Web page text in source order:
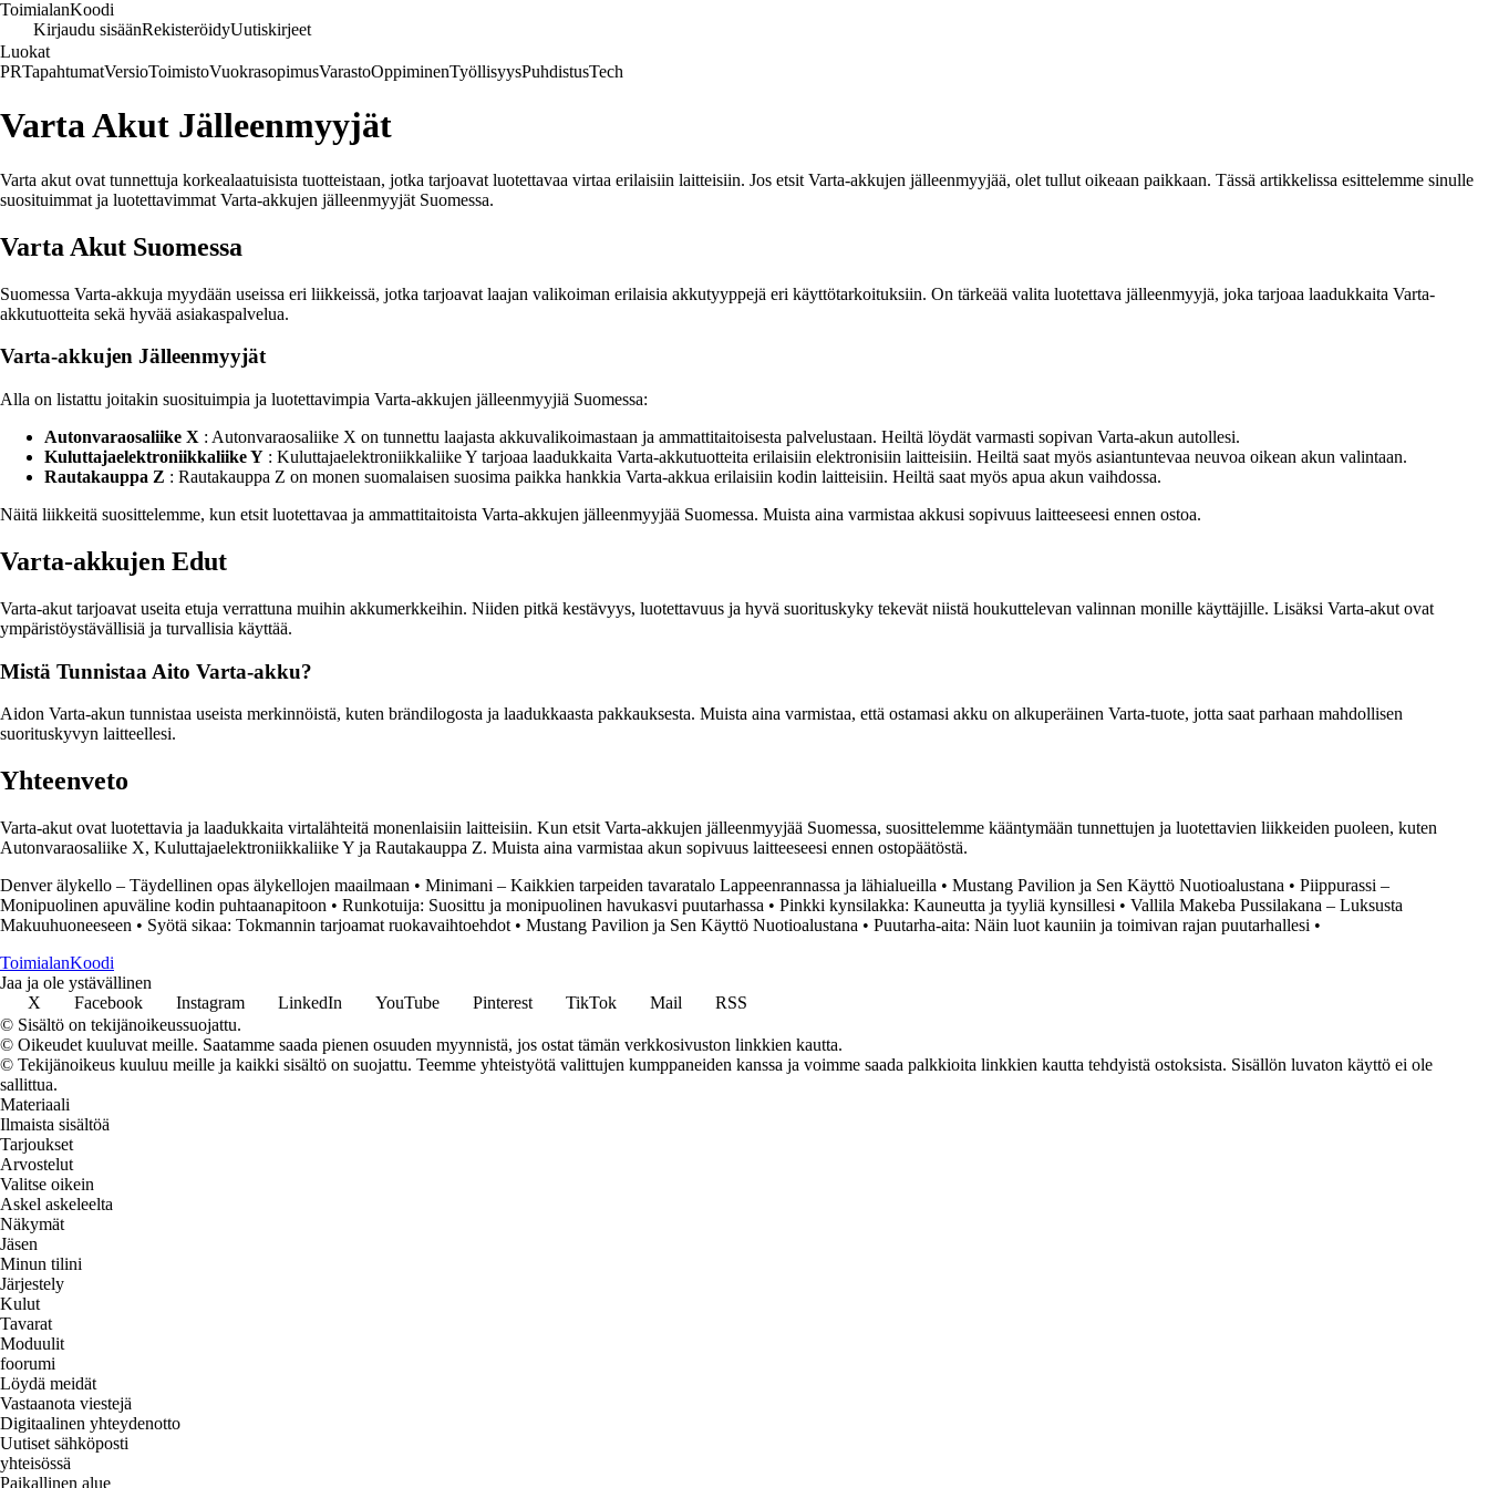
ToimialanKoodi
Kirjaudu sisäänRekisteröidyUutiskirjeet
Luokat
PRTapahtumatVersioToimistoVuokrasopimusVarastoOppiminenTyöllisyysPuhdistusTech
Varta Akut Jälleenmyyjät
Varta akut ovat tunnettuja korkealaatuisista tuotteistaan, jotka tarjoavat luotettavaa virtaa erilaisiin laitteisiin. Jos etsit Varta-akkujen jälleenmyyjää, olet tullut oikeaan paikkaan. Tässä artikkelissa esittelemme sinulle
suosituimmat ja luotettavimmat Varta-akkujen jälleenmyyjät Suomessa.
Varta Akut Suomessa
Suomessa Varta-akkuja myydään useissa eri liikkeissä, jotka tarjoavat laajan valikoiman erilaisia akkutyyppejä eri käyttötarkoituksiin. On tärkeää valita luotettava jälleenmyyjä, joka tarjoaa laadukkaita Varta-
akkutuotteita sekä hyvää asiakaspalvelua.
Varta-akkujen Jälleenmyyjät
Alla on listattu joitakin suosituimpia ja luotettavimpia Varta-akkujen jälleenmyyjiä Suomessa:
Autonvaraosaliike X : Autonvaraosaliike X on tunnettu laajasta akkuvalikoimastaan ja ammattitaitoisesta palvelustaan. Heiltä löydät varmasti sopivan Varta-akun autollesi.
Kuluttajaelektroniikkaliike Y : Kuluttajaelektroniikkaliike Y tarjoaa laadukkaita Varta-akkutuotteita erilaisiin elektronisiin laitteisiin. Heiltä saat myös asiantuntevaa neuvoa oikean akun valintaan.
Rautakauppa Z : Rautakauppa Z on monen suomalaisen suosima paikka hankkia Varta-akkua erilaisiin kodin laitteisiin. Heiltä saat myös apua akun vaihdossa.
Näitä liikkeitä suosittelemme, kun etsit luotettavaa ja ammattitaitoista Varta-akkujen jälleenmyyjää Suomessa. Muista aina varmistaa akkusi sopivuus laitteeseesi ennen ostoa.
Varta-akkujen Edut
Varta-akut tarjoavat useita etuja verrattuna muihin akkumerkkeihin. Niiden pitkä kestävyys, luotettavuus ja hyvä suorituskyky tekevät niistä houkuttelevan valinnan monille käyttäjille. Lisäksi Varta-akut ovat
ympäristöystävällisiä ja turvallisia käyttää.
Mistä Tunnistaa Aito Varta-akku?
Aidon Varta-akun tunnistaa useista merkinnöistä, kuten brändilogosta ja laadukkaasta pakkauksesta. Muista aina varmistaa, että ostamasi akku on alkuperäinen Varta-tuote, jotta saat parhaan mahdollisen
suorituskyvyn laitteellesi.
Yhteenveto
Varta-akut ovat luotettavia ja laadukkaita virtalähteitä monenlaisiin laitteisiin. Kun etsit Varta-akkujen jälleenmyyjää Suomessa, suosittelemme kääntymään tunnettujen ja luotettavien liikkeiden puoleen, kuten
Autonvaraosaliike X, Kuluttajaelektroniikkaliike Y ja Rautakauppa Z. Muista aina varmistaa akun sopivuus laitteeseesi ennen ostopäätöstä.
Denver älykello – Täydellinen opas älykellojen maailmaan • Minimani – Kaikkien tarpeiden tavaratalo Lappeenrannassa ja lähialueilla • Mustang Pavilion ja Sen Käyttö Nuotioalustana • Piippurassi –
Monipuolinen apuväline kodin puhtaanapitoon • Runkotuija: Suosittu ja monipuolinen havukasvi puutarhassa • Pinkki kynsilakka: Kauneutta ja tyyliä kynsillesi • Vallila Makeba Pussilakana – Luksusta
Makuuhuoneeseen • Syötä sikaa: Tokmannin tarjoamat ruokavaihtoehdot • Mustang Pavilion ja Sen Käyttö Nuotioalustana • Puutarha-aita: Näin luot kauniin ja toimivan rajan puutarhallesi •
ToimialanKoodi
Jaa ja ole ystävällinen
X
Facebook Instagram LinkedIn YouTube Pinterest TikTok Mail
RSS
© Sisältö on tekijänoikeussuojattu.
© Oikeudet kuuluvat meille. Saatamme saada pienen osuuden myynnistä, jos ostat tämän verkkosivuston linkkien kautta.
© Tekijänoikeus kuuluu meille ja kaikki sisältö on suojattu. Teemme yhteistyötä valittujen kumppaneiden kanssa ja voimme saada palkkioita linkkien kautta tehdyistä ostoksista. Sisällön luvaton käyttö ei ole
sallittua.
Materiaali
Ilmaista sisältöä
Tarjoukset
Arvostelut
Valitse oikein
Askel askeleelta
Näkymät
Jäsen
Minun tilini
Järjestely
Kulut
Tavarat
Moduulit
foorumi
Löydä meidät
Vastaanota viestejä
Digitaalinen yhteydenotto
Uutiset sähköposti
yhteisössä
Paikallinen alue